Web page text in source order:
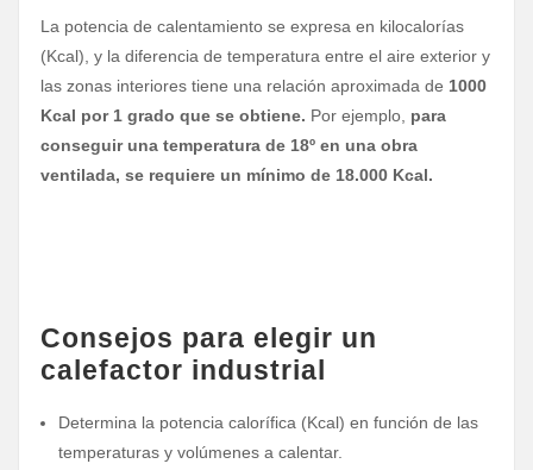
La potencia de calentamiento se expresa en kilocalorías
(Kcal), y la diferencia de temperatura entre el aire exterior y
las zonas interiores tiene una relación aproximada de 1000
Kcal por 1 grado que se obtiene. Por ejemplo, para
conseguir una temperatura de 18º en una obra
ventilada, se requiere un mínimo de 18.000 Kcal.
Consejos para elegir un
calefactor industrial
Determina la potencia calorífica (Kcal) en función de las
temperaturas y volúmenes a calentar.